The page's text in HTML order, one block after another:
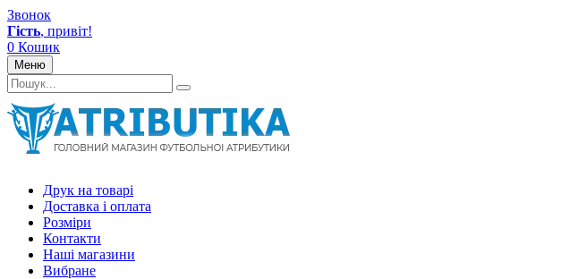
Звонок
Гість, привіт!
0 Кошик
Меню
Друк на товарі
Доставка і оплата
Розміри
Контакти
Наші магазини
Вибране